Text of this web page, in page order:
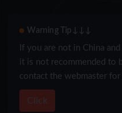
Warning Tip↓↓↓
If you are not in China
it is not recommended to
contact the webmaster for
Click